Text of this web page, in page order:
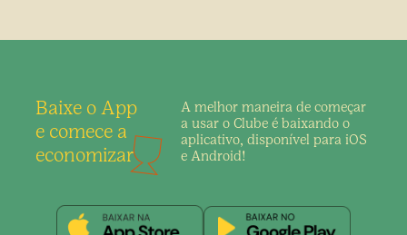
Baixe o App
e comece a
economizar
A melhor maneira de começar
a usar o Clube é baixando o
aplicativo, disponível para iOS
e Android!